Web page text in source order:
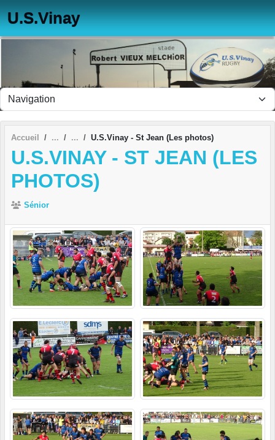
U.S.Vinay
Accueil U.S.Vinay - St Jean (Les photos)
U.S.VINAY - ST JEAN (LES
PHOTOS)
Sénior